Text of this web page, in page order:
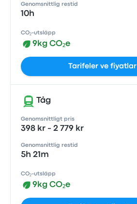
Genomsnittlig restid
10h
CO₂-utsläpp
9kg CO₂e
Tarifeler ve fiyatlar
Tåg
Genomsnittligt pris
398 kr - 2 779 kr
Genomsnittlig restid
5h 21m
CO₂-utsläpp
9kg CO₂e